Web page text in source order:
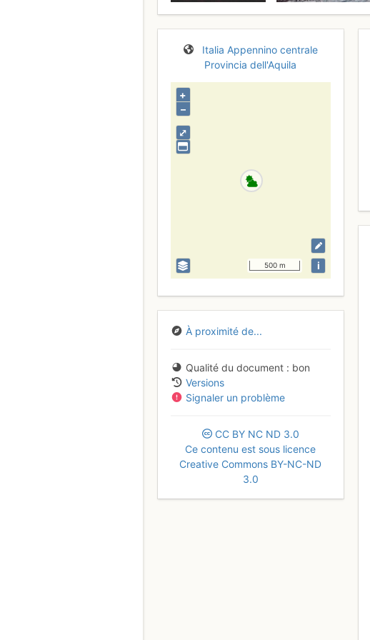
Italia Appennino centrale
Provincia dell'Aquila
⤢
+
–
500 m i
À proximité de...
Qualité du document
bon
Versions
Signaler un problème
CC BY NC ND 3.0
Ce contenu est sous licence
Creative Commons BY-NC-ND
3.0